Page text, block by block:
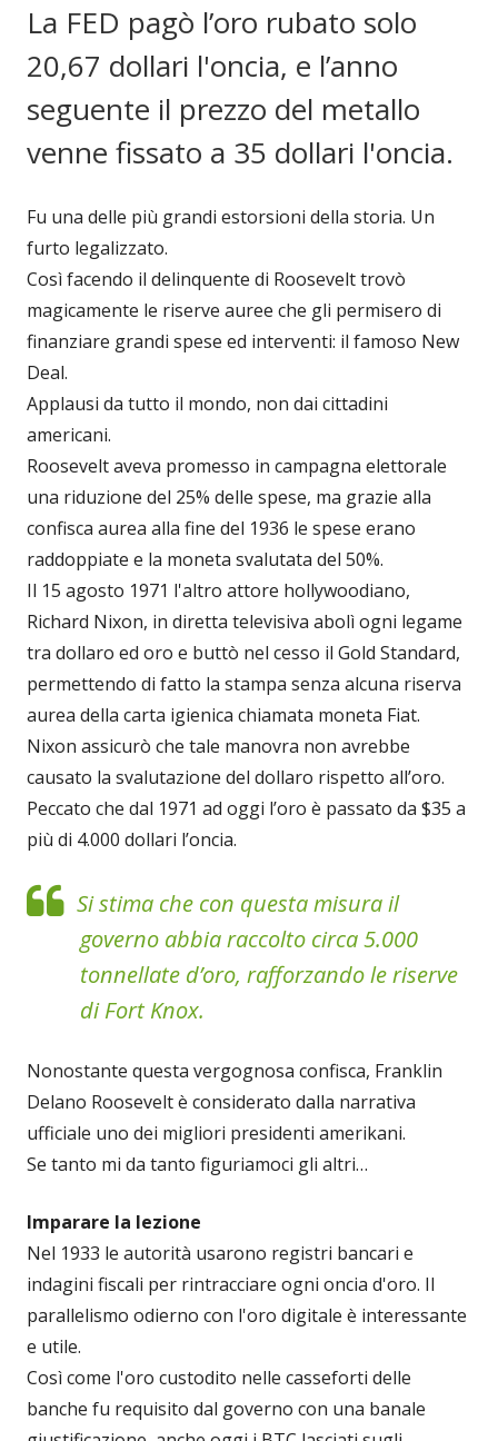
La FED pagò l’oro rubato solo
20,67 dollari l'oncia, e l’anno
seguente il prezzo del metallo
venne fissato a 35 dollari l'oncia.
Fu una delle più grandi estorsioni della storia. Un
furto legalizzato.
Così facendo il delinquente di Roosevelt trovò
magicamente le riserve auree che gli permisero di
finanziare grandi spese ed interventi: il famoso New
Deal.
Applausi da tutto il mondo, non dai cittadini
americani.
Roosevelt aveva promesso in campagna elettorale
una riduzione del 25% delle spese, ma grazie alla
confisca aurea alla fine del 1936 le spese erano
raddoppiate e la moneta svalutata del 50%.
Il 15 agosto 1971 l'altro attore hollywoodiano,
Richard Nixon, in diretta televisiva abolì ogni legame
tra dollaro ed oro e buttò nel cesso il Gold Standard,
permettendo di fatto la stampa senza alcuna riserva
aurea della carta igienica chiamata moneta Fiat.
Nixon assicurò che tale manovra non avrebbe
causato la svalutazione del dollaro rispetto all’oro.
Peccato che dal 1971 ad oggi l’oro è passato da $35 a
più di 4.000 dollari l’oncia.
Si stima che con questa misura il
governo abbia raccolto circa 5.000
tonnellate d’oro, rafforzando le riserve
di Fort Knox.
Nonostante questa vergognosa confisca, Franklin
Delano Roosevelt è considerato dalla narrativa
ufficiale uno dei migliori presidenti amerikani.
Se tanto mi da tanto figuriamoci gli altri…
Imparare la lezione
Nel 1933 le autorità usarono registri bancari e
indagini fiscali per rintracciare ogni oncia d'oro. Il
parallelismo odierno con l'oro digitale è interessante
e utile.
Così come l'oro custodito nelle casseforti delle
banche fu requisito dal governo con una banale